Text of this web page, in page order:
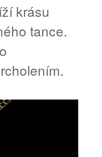
krásu
tance.